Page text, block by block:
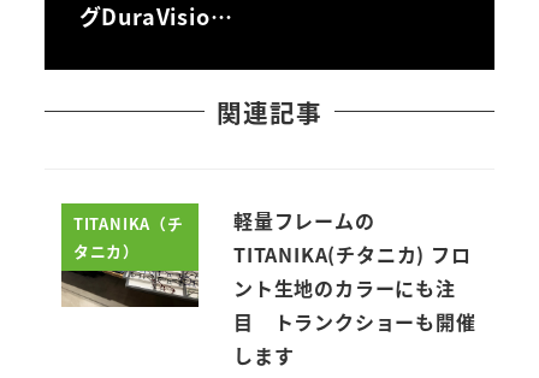
グDuraVisio…
関連記事
TITANIKA（チ
タニカ）
軽量フレームの
TITANIKA(チタニカ) フロ
ント生地のカラーにも注
目 トランクショーも開催
します